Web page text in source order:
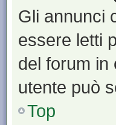
Gli annunci
essere letti
del forum in
utente può
Top